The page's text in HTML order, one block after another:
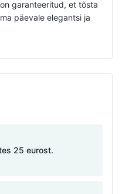
garanteeritud, et tõsta
päevale elegantsi ja
25 eurost.